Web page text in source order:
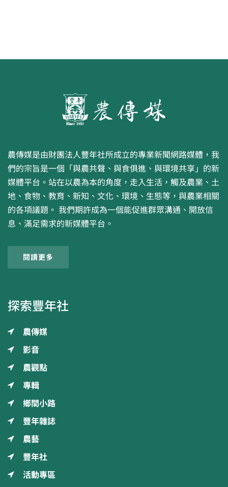
農傳媒是由財團法人豐年社所成立的專業新聞網路媒體，我
們的宗旨是一個「與農共聲、與食俱進、與環境共享」的新
媒體平台。站在以農為本的角度，走入生活，觸及農業、土
地、食物、教育、新知、文化、環境、生態等，與農業相關
的各項議題。 我們期許成為一個能促進群眾溝通、開放信
息、滿足需求的新媒體平台。
閱讀更多
探索豐年社
農傳媒
影音
農觀點
專輯
鄉間小路
豐年雜誌
農藝
豐年社
活動專區